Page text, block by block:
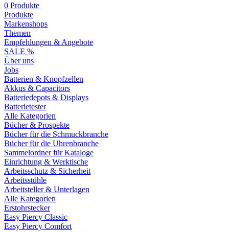
0 Produkte
Produkte
Markenshops
Themen
Empfehlungen & Angebote
SALE %
Über uns
Jobs
Batterien & Knopfzellen
Akkus & Capacitors
Batteriedepots & Displays
Batterietester
Alle Kategorien
Bücher & Prospekte
Bücher für die Schmuckbranche
Bücher für die Uhrenbranche
Sammelordner für Kataloge
Einrichtung & Werktische
Arbeitsschutz & Sicherheit
Arbeitsstühle
Arbeitsteller & Unterlagen
Alle Kategorien
Erstohrstecker
Easy Piercy Classic
Easy Piercy Comfort